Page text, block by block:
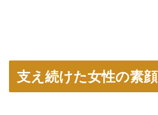
支え続けた女性の素顔